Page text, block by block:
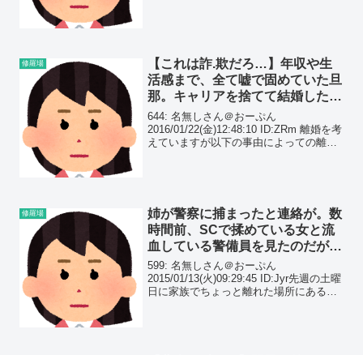
修羅場
【これは詐.欺だろ…】年収や生
活感まで、全て嘘で固めていた旦
那。キャリアを捨てて結婚した私
は、周り全員に騙されていた。
644: 名無しさん＠おーぷん
2016/01/22(金)12:48:10 ID:ZRm 離婚を考
えていますが以下の事由によっての離婚
修羅場
姉が警察に捕まったと連絡が。数
時間前、SCで揉めている女と流
血している警備員を見たのだが、
それが姉だったらしく…
599: 名無しさん＠おーぷん
2015/01/13(火)09:29:45 ID:Jyr先週の土曜
日に家族でちょっと離れた場所にある大